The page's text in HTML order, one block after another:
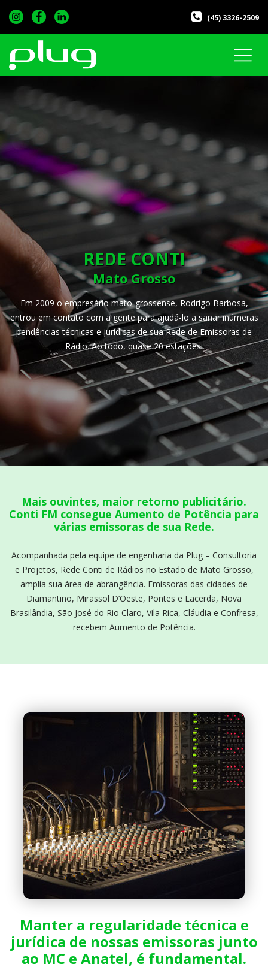
(45) 3326-2509
REDE CONTI
Mato Grosso
Em 2009 o empresário mato-grossense, Rodrigo Barbosa,
entrou em contato com a gente para ajudá-lo a sanar inúmeras
pendências técnicas e jurídicas de sua Rede de Emissoras de
Rádio. Ao todo, quase 20 estações.
Mais ouvintes, maior retorno publicitário.
Conti FM consegue Aumento de Potência para
várias emissoras de sua Rede.
Acompanhada pela equipe de engenharia da Plug – Consultoria
e Projetos, Rede Conti de Rádios no Estado de Mato Grosso,
amplia sua área de abrangência. Emissoras das cidades de
Diamantino, Mirassol D’Oeste, Pontes e Lacerda, Nova
Brasilândia, São José do Rio Claro, Vila Rica, Cláudia e Confresa,
recebem Aumento de Potência.
Manter a regularidade técnica e
jurídica de nossas emissoras junto
ao MC e Anatel, é fundamental.